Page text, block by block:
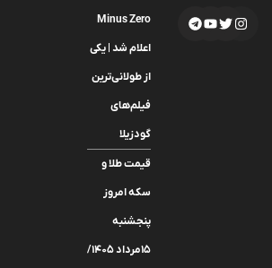
Minus Zero
اعلام شد |‌ یکی
از طولانی‌ترین
فیلم‌های
گودزیلا
قیمت طلا و
سکه امروز
پنجشنبه
۱۵مرداد ۱۴۰۵/